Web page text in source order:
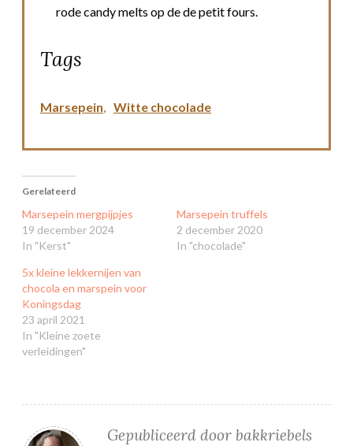
rode candy melts op de de petit fours.
Tags
Marsepein, Witte chocolade
Gerelateerd
Marsepein mergpijpjes
19 december 2024
In "Kerst"
Marsepein truffels
2 december 2020
In "chocolade"
5x kleine lekkernijen van
chocola en marspein voor
Koningsdag
23 april 2021
In "Kleine zoete
verleidingen"
Gepubliceerd door bakkriebels